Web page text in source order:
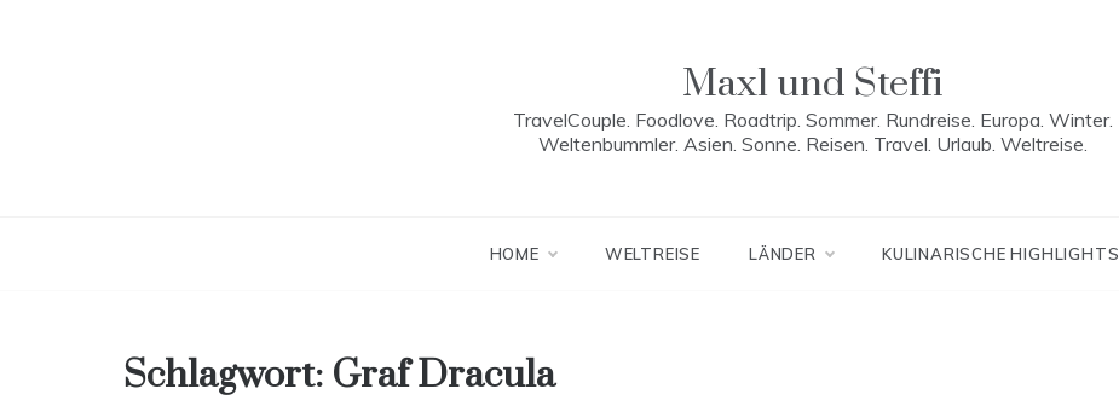
Maxl und Steffi
TravelCouple. Foodlove. Roadtrip. Sommer. Rundreise. Europa. Winter.
Weltenbummler. Asien. Sonne. Reisen. Travel. Urlaub. Weltreise.
HOME WELTREISE LÄNDER KULINARISCHE HIGHLIGHTS
Schlagwort: Graf Dracula